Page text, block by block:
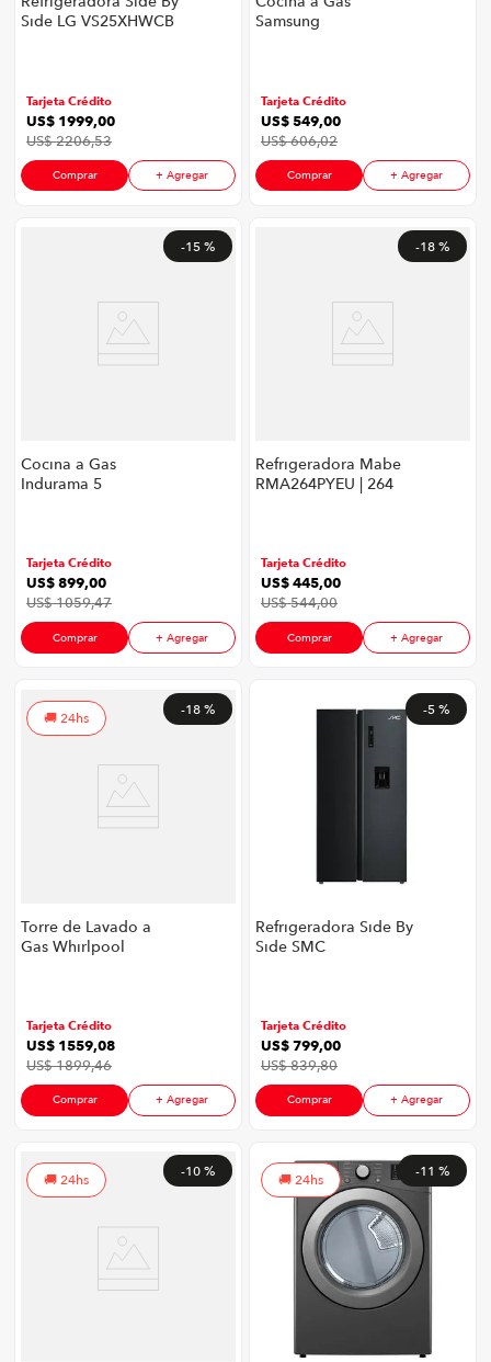
Side LG VS25XHWCB
Craft Ice™ InstaView®
ThinQ™ Color Negro
Mate
Tarjeta Crédito
US$ 1999,00
US$2206,53
Comprar + Agregar
Samsung
Tarjeta Crédito
US$549,00
US$606,02
Comprar + Agregar
-15 %
Cocina a Gas
Indurama 5
Tarjeta Crédito
US$899,00
US$1059,47
Comprar + Agregar
-18 %
Refrigeradora Mabe
RMA264PYEU | 264
Tarjeta Crédito
US$445,00
US$544,00
Comprar + Agregar
-18 %
24hs
Torre de Lavado a
Gas Whirlpool
Tarjeta Crédito
US$ 1559,08
US$1899,46
Comprar + Agregar
-5 %
Refrigeradora Side By
Side SMC
Tarjeta Crédito
US$799,00
US$839,80
Comprar + Agregar
-10 %
24hs
-11 %
24hs